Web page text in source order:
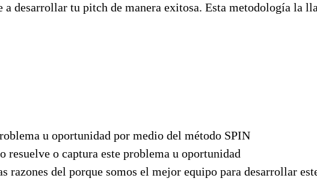
a desarrollar tu pitch de manera exitosa. Esta metodología la
u oportunidad por medio del método SPIN
resuelve o captura este problema u oportunidad
razones del porque somos el mejor equipo para desarrollar